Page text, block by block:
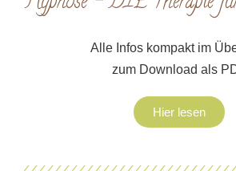
Alle Infos kompakt im
zum Download als
Hier lesen